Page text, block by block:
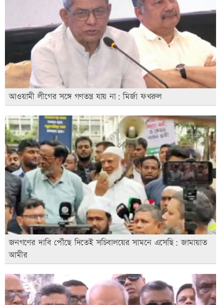
আওয়ামী লীগের সঙ্গে গণতন্ত্র যায় না: মির্জা ফখরুল
জনগণের দাবি পৌঁছে দিতেই সচিবালয়ের সামনে এসেছি: জামায়াত
আমীর